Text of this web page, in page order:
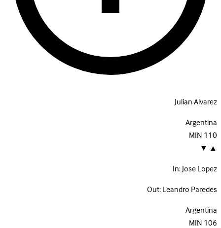
Julian Alvarez
Argentina
110
MIN
▲
▼
In:Jose Lopez
Out:Leandro Paredes
Argentina
106
MIN